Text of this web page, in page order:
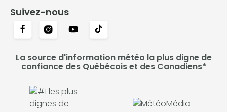
Suivez-nous
La source d'information météo la plus digne de
confiance des Québécois et des Canadiens*